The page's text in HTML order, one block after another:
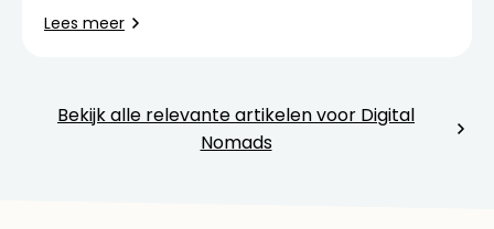
Lees meer
Bekijk alle relevante artikelen voor Digital
Nomads